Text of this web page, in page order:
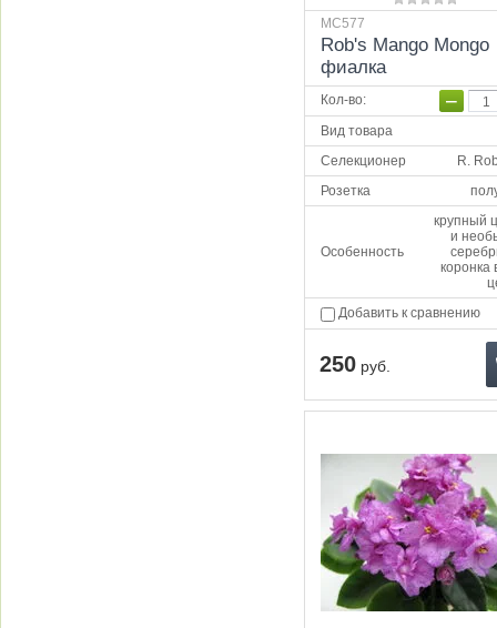
MC577
Rob's Mango Mongo
фиалка
Кол-во: −
Вид товара
Селекционер
R.
Розетка
Особенность
крупный
и
коронка
Добавить к сравнению
250 руб.